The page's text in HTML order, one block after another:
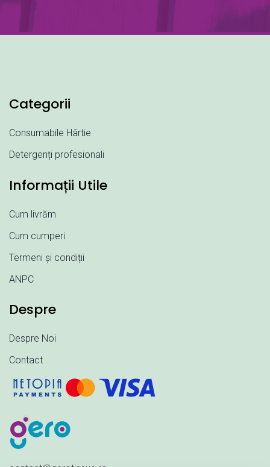
Categorii
Consumabile Hârtie
Detergenți profesionali
Informații Utile
Cum livrăm
Cum cumperi
Termeni și condiții
ANPC
Despre
Despre Noi
Contact